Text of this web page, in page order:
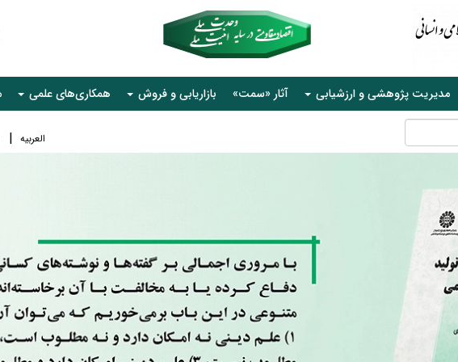
مدیریت پژوهشی و ارزشیابی آثار «سمت» بازاریابی و فروش همکاری‌های علمی
العربیه